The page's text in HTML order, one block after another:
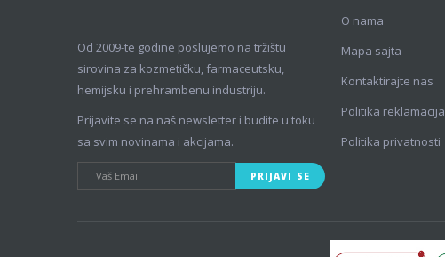
Od 2009-te godine poslujemo na tržištu
sirovina za kozmetičku, farmaceutsku,
hemijsku i prehrambenu industriju.
Prijavite se na naš newsletter i budite u toku
sa svim novinama i akcijama.
PRIJAVI SE
O nama
Mapa sajta
Kontaktirajte nas
Politika reklamacija
Politika privatnosti